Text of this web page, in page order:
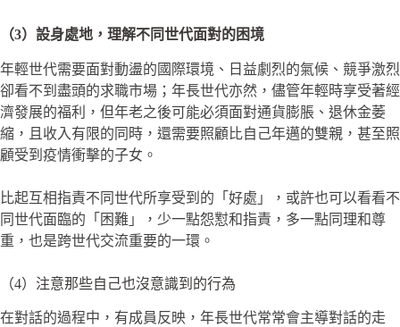
（3）設身處地，理解不同世代面對的困境
年輕世代需要面對動盪的國際環境、日益劇烈的氣候、競爭激烈
卻看不到盡頭的求職市場；年長世代亦然，儘管年輕時享受著經
濟發展的福利，但年老之後可能必須面對通貨膨脹、退休金萎
縮，且收入有限的同時，還需要照顧比自己年邁的雙親，甚至照
顧受到疫情衝擊的子女。
比起互相指責不同世代所享受到的「好處」，或許也可以看看不
同世代面臨的「困難」，少一點怨懟和指責，多一點同理和尊
重，也是跨世代交流重要的一環。
（4）注意那些自己也沒意識到的行為
在對話的過程中，有成員反映，年長世代常常會主導對話的走